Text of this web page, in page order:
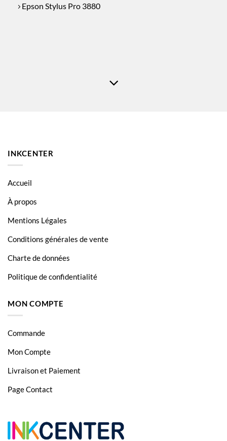
Epson Stylus Pro 3880
INKCENTER
Accueil
À propos
Mentions Légales
Conditions générales de vente
Charte de données
Politique de confidentialité
MON COMPTE
Commande
Mon Compte
Livraison et Paiement
Page Contact